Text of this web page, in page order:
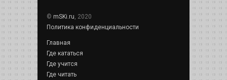
© mSKi.ru, 2020
Политика конфиденциальности
Главная
Где кататься
Где учится
Где читать